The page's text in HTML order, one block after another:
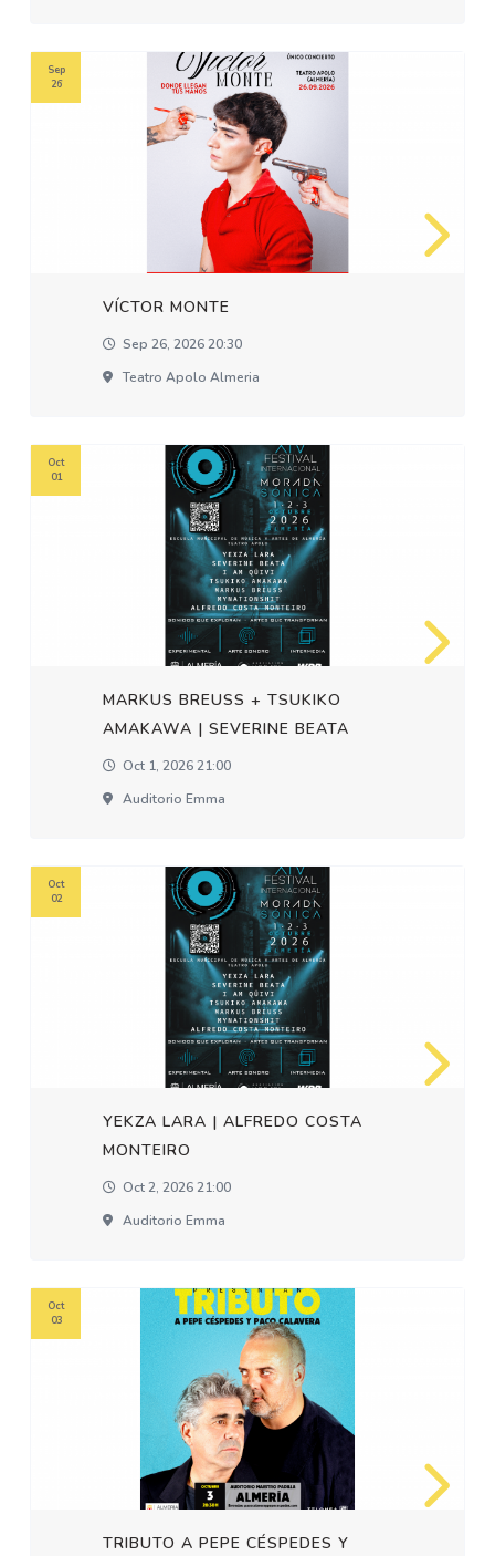
VÍCTOR MONTE
Sep 26, 2026 20:30
Teatro Apolo Almeria
Sep
26
MARKUS BREUSS + TSUKIKO
AMAKAWA | SEVERINE BEATA
Oct 1, 2026 21:00
Auditorio Emma
Oct
01
YEKZA LARA | ALFREDO COSTA
MONTEIRO
Oct 2, 2026 21:00
Auditorio Emma
Oct
02
TRIBUTO A PEPE CÉSPEDES Y
Oct
03